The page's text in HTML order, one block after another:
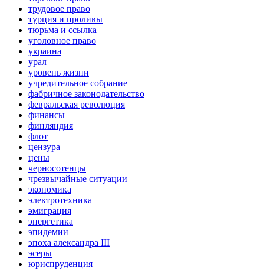
трудовое право
турция и проливы
тюрьма и ссылка
уголовное право
украина
урал
уровень жизни
учредительное собрание
фабричное законодательство
февральская революция
финансы
финляндия
флот
цензура
цены
черносотенцы
чрезвычайные ситуации
экономика
электротехника
эмиграция
энергетика
эпидемии
эпоха александра III
эсеры
юриспруденция